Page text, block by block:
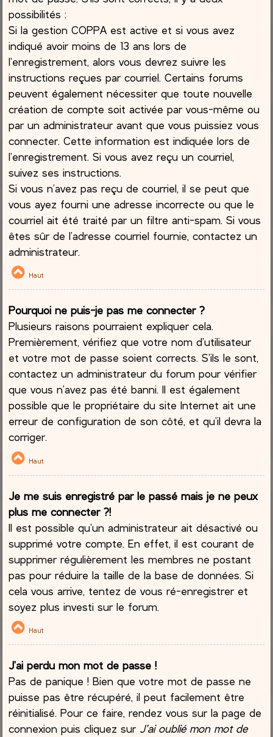
possibilités :
Si la gestion COPPA est active et si vous avez
indiqué avoir moins de 13 ans lors de
l’enregistrement, alors vous devrez suivre les
instructions reçues par courriel. Certains forums
peuvent également nécessiter que toute nouvelle
création de compte soit activée par vous-même ou
par un administrateur avant que vous puissiez vous
connecter. Cette information est indiquée lors de
l’enregistrement. Si vous avez reçu un courriel,
suivez ses instructions.
Si vous n’avez pas reçu de courriel, il se peut que
vous ayez fourni une adresse incorrecte ou que le
courriel ait été traité par un filtre anti-spam. Si vous
êtes sûr de l’adresse courriel fournie, contactez un
administrateur.
Haut
Pourquoi ne puis-je pas me connecter ?
Plusieurs raisons pourraient expliquer cela.
Premièrement, vérifiez que votre nom d’utilisateur
et votre mot de passe soient corrects. S’ils le sont,
contactez un administrateur du forum pour vérifier
que vous n’avez pas été banni. Il est également
possible que le propriétaire du site Internet ait une
erreur de configuration de son côté, et qu’il devra la
corriger.
Haut
Je me suis enregistré par le passé mais je ne peux
plus me connecter ?!
Il est possible qu’un administrateur ait désactivé ou
supprimé votre compte. En effet, il est courant de
supprimer régulièrement les membres ne postant
pas pour réduire la taille de la base de données. Si
cela vous arrive, tentez de vous ré-enregistrer et
soyez plus investi sur le forum.
Haut
J’ai perdu mon mot de passe !
Pas de panique ! Bien que votre mot de passe ne
puisse pas être récupéré, il peut facilement être
réinitialisé. Pour ce faire, rendez vous sur la page de
connexion puis cliquez sur J’ai oublié mon mot de